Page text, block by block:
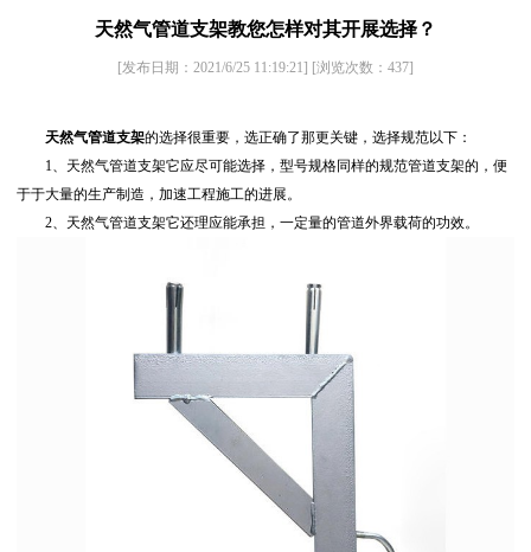
天然气管道支架教您怎样对其开展选择？
[发布日期：2021/6/25 11:19:21] [浏览次数： 437]
天然气管道支架的选择很重要，选正确了那更关键，选择规范以下：
1、天然气管道支架它应尽可能选择，型号规格同样的规范管道支架的，便
于于大量的生产制造，加速工程施工的进展。
2、天然气管道支架它还理应能承担，一定量的管道外界载荷的功效。